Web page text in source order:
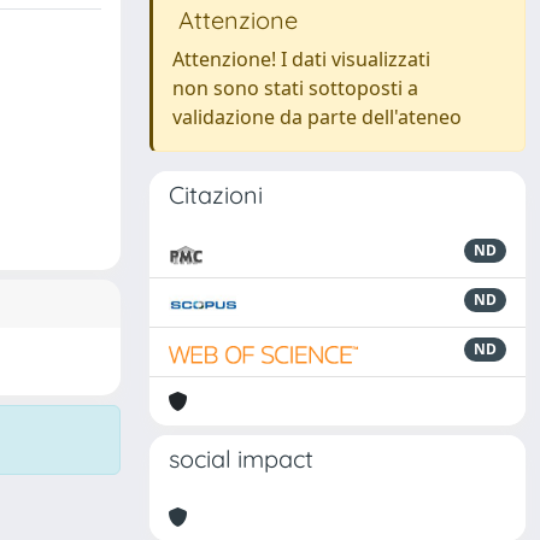
Attenzione
Attenzione! I dati visualizzati
non sono stati sottoposti a
validazione da parte dell'ateneo
Citazioni
ND
ND
ND
social impact